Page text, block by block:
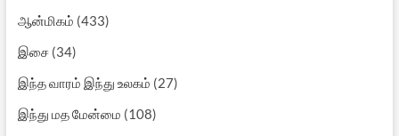
ஆன்மிகம் (433)
இசை(34)
இந்த வாரம் இந்து உலகம் (27)
இந்து மத மேன்மை (108)